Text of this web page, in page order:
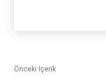
Önceki İçerik